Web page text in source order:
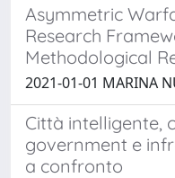
Asymmetric
Research
Methodological
2021-01-01 MARINA
Città intelligente,
government e
a confronto